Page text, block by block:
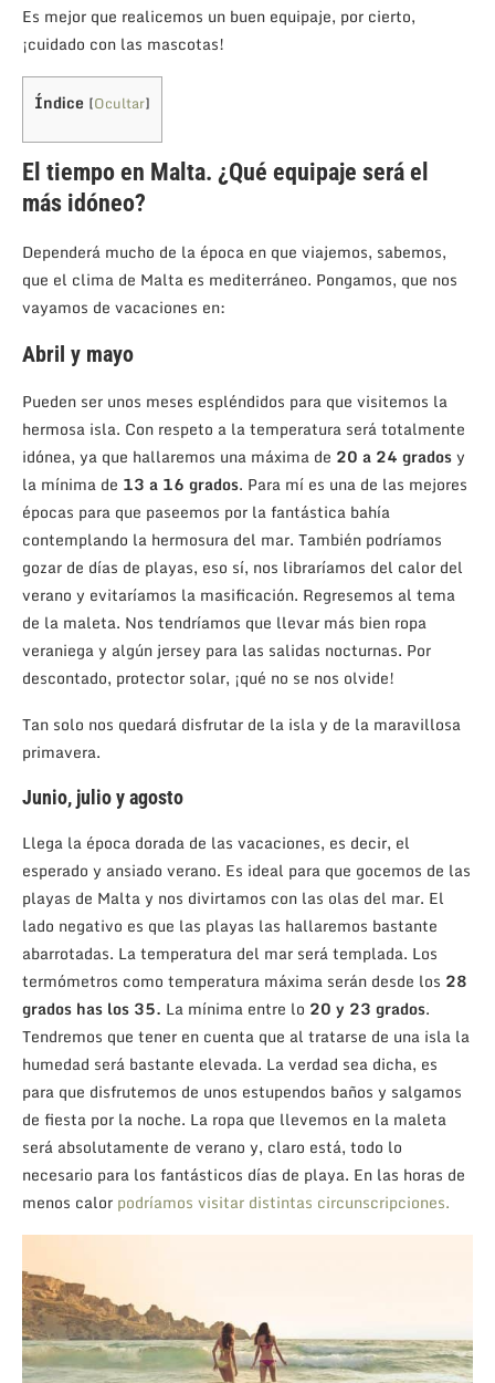
Es mejor que realicemos un buen equipaje, por cierto,
¡cuidado con las mascotas!
Índice [Ocultar]
El tiempo en Malta. ¿Qué equipaje será el
más idóneo?
Dependerá mucho de la época en que viajemos, sabemos,
que el clima de Malta es mediterráneo. Pongamos, que nos
vayamos de vacaciones en:
Abril y mayo
Pueden ser unos meses espléndidos para que visitemos la
hermosa isla. Con respeto a la temperatura será totalmente
idónea, ya que hallaremos una máxima de 20 a 24 gradosy
la mínima de 13 a 16 grados. Para mí es una de las mejores
épocas para que paseemos por la fantástica bahía
contemplando la hermosura del mar. También podríamos
gozar de días de playas, eso sí, nos libraríamos del calor del
verano y evitaríamos la masificación. Regresemos al tema
de la maleta. Nos tendríamos que llevar más bien ropa
veraniega y algún jersey para las salidas nocturnas. Por
descontado, protector solar, ¡qué no se nos olvide!
Tan solo nos quedará disfrutar de la isla y de la maravillosa
primavera.
Junio, julio y agosto
Llega la época dorada de las vacaciones, es decir, el
esperado y ansiado verano. Es ideal para que gocemos de las
playas de Malta y nos divirtamos con las olas del mar. El
lado negativo es que las playas las hallaremos bastante
abarrotadas. La temperatura del mar será templada. Los
termómetros como temperatura máxima serán desde los 28
grados has los 35. La mínima entre lo 20 y 23 grados.
Tendremos que tener en cuenta que al tratarse de una isla la
humedad será bastante elevada. La verdad sea dicha, es
para que disfrutemos de unos estupendos baños y salgamos
de fiesta por la noche. La ropa que llevemos en la maleta
será absolutamente de verano y, claro está, todo lo
necesario para los fantásticos días de playa. En las horas de
menos calor podríamos visitar distintas circunscripciones.